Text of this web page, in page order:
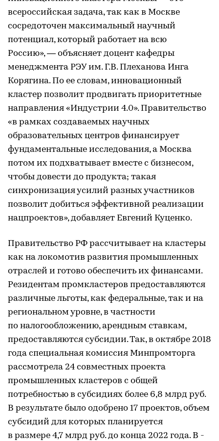
всероссийская задача, так как в Москве
сосредоточен максимальный научный
потенциал, который работает на всю
Россию», — объясняет доцент кафедры
менеджмента РЭУ им. Г.В. Плеханова Инга
Корягина. По ее словам, инновационный
кластер позволит продвигать приоритетные
направления «Индустрии 4.0». Правительство
«в рамках создаваемых научных
образовательных центров финансирует
фундаментальные исследования, а Москва
потом их подхватывает вместе с бизнесом,
чтобы довести до продукта; такая
синхронизация усилий разных участников
позволит добиться эффективной реализации
нацпроектов», добавляет Евгений Куценко.
Правительство РФ рассчитывает на кластеры
как на локомотив развития промышленных
отраслей и готово обеспечить их финансами.
Резидентам промкластеров предоставляются
различные льготы, как федеральные, так и на
региональном уровне, в частности
по налогообложению, арендным ставкам,
предоставляются субсидии. Так, в октябре 2018
года специальная комиссия Минпромторга
рассмотрела 24 совместных проекта
промышленных кластеров с общей
потребностью в субсидиях более 6,8 млрд руб.
В результате было одобрено 17 проектов, объем
субсидий для которых планируется
в размере 4,7 млрд руб. до конца 2022 года. В ­